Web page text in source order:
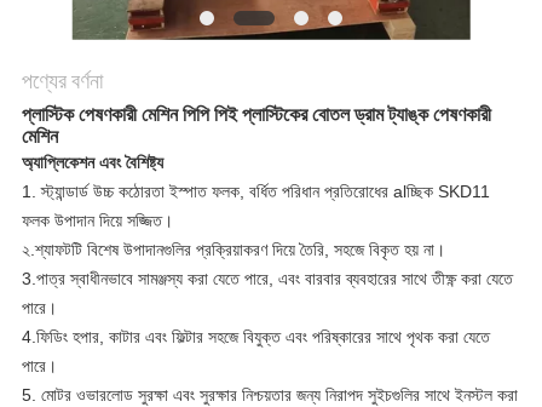
পণ্যের বর্ণনা
প্লাস্টিক পেষণকারী মেশিন পিপি পিই প্লাস্টিকের বোতল ড্রাম ট্যাঙ্ক পেষণকারী
মেশিন
অ্যাপ্লিকেশন এবং বৈশিষ্ট্য
1. স্ট্যান্ডার্ড উচ্চ কঠোরতা ইস্পাত ফলক, বর্ধিত পরিধান প্রতিরোধের alচ্ছিক SKD11
ফলক উপাদান দিয়ে সজ্জিত।
২.শ্যাফটটি বিশেষ উপাদানগুলির প্রক্রিয়াকরণ দিয়ে তৈরি, সহজে বিকৃত হয় না।
3.পাত্র স্বাধীনভাবে সামঞ্জস্য করা যেতে পারে, এবং বারবার ব্যবহারের সাথে তীক্ষ্ণ করা যেতে
পারে।
4.ফিডিং হপার, কাটার এবং ফিল্টার সহজে বিযুক্ত এবং পরিষ্কারের সাথে পৃথক করা যেতে
পারে।
5. মোটর ওভারলোড সুরক্ষা এবং সুরক্ষার নিশ্চয়তার জন্য নিরাপদ সুইচগুলির সাথে ইনস্টল করা